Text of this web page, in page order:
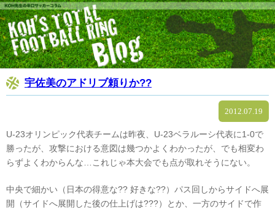
宇佐美のアドリブ頼りか??
2012.07.19
U-23オリンピック代表チームは昨夜、U-23ベラルーシ代表に1-0で
勝ったが、攻撃における意図は幾つかよくわかったが、でも相変わ
らずよくわからんな…これじゃ本大会でも点が取れそうにない。
中央で細かい（日本の得意な?? 好きな??）パス回しからサイドへ展
開（サイドへ展開した後の仕上げは???）とか、一方のサイドで作